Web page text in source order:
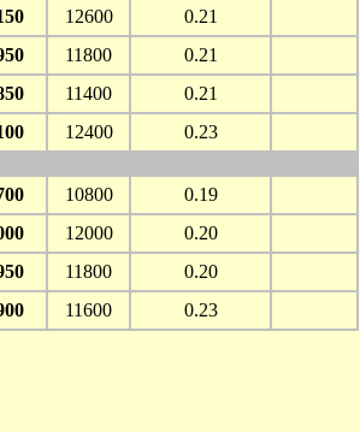
12600
0.21
11800
0.21
11400
0.21
12400
0.23
10800
0.19
12000
0.20
11800
0.20
11600 0.23